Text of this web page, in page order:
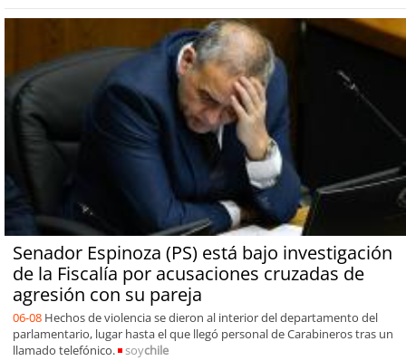
Senador Espinoza (PS) está bajo investigación
de la Fiscalía por acusaciones cruzadas de
agresión con su pareja
06-08 Hechos de violencia se dieron al interior del departamento del
parlamentario, lugar hasta el que llegó personal de Carabineros tras un
llamado telefónico.
soychile